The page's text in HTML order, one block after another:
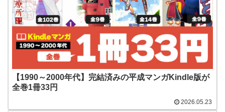
【1990～2000年代】完結済みの平成マンガKindle版が
全巻1冊33円
2026.05.23